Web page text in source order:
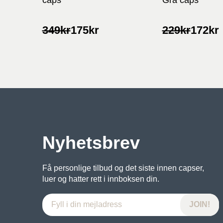
349kr
Opprinnelig
175kr
Nåværende
229kr
Opprinnelig
172kr
Nåværende
Nyhetsbrev
Få personlige tilbud og det siste innen capser,
luer og hatter rett i innboksen din.